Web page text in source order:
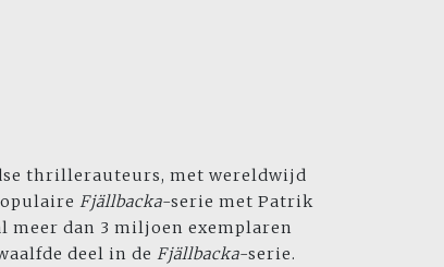
thrillerauteurs, met wereldwijd
Fjällbacka-serie met Patrik
meer dan 3 miljoen exemplaren
deel in de Fjällbacka-serie.